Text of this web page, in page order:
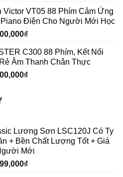
VT05 88 Phím Cảm Ứng
Piano Điện Cho Người Mới Học
₫
C300 88 Phím, Kết Nối
Âm Thanh Chân Thực
₫
Lương Sơn LSC120J Có Ty
+ Bền Chất Lượng Tốt + Giá
Mới
₫